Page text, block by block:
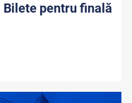
pentru finală